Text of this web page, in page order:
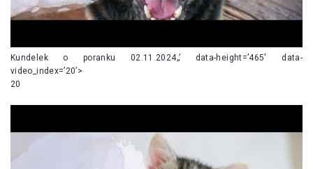
Kundelek o poranku 02.11.2024„’ data-height=’465′ data-
video_index=’20’>
20